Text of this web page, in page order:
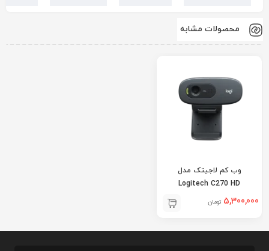
محصولات مشابه
وب کم لاجیتک مدل
Logitech C270 HD
5,300,000 تومان